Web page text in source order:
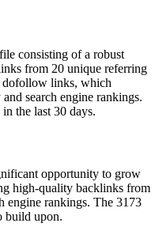
consisting of a robust
from 20 unique referring
dofollow links, which
search engine rankings.
the last 30 days.
opportunity to grow
high-quality backlinks from
engine rankings. The 3173
build upon.